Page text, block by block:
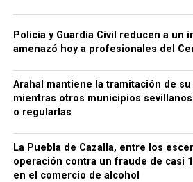
Policia y Guardia Civil reducen a un
amenazó hoy a profesionales del
Arahal mantiene la tramitación de
mientras otros municipios
o regularlas
La Puebla de Cazalla, entre los
operación contra un fraude de casi
en el comercio de alcohol